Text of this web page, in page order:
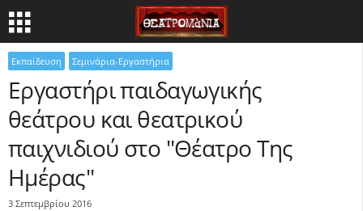
Εκπαίδευση Σεμινάρια-Εργαστήρια
Εργαστήρι παιδαγωγικής
θεάτρου και θεατρικού
παιχνιδιού στο "Θέατρο Της
Ημέρας"
3 Σεπτεμβρίου 2016